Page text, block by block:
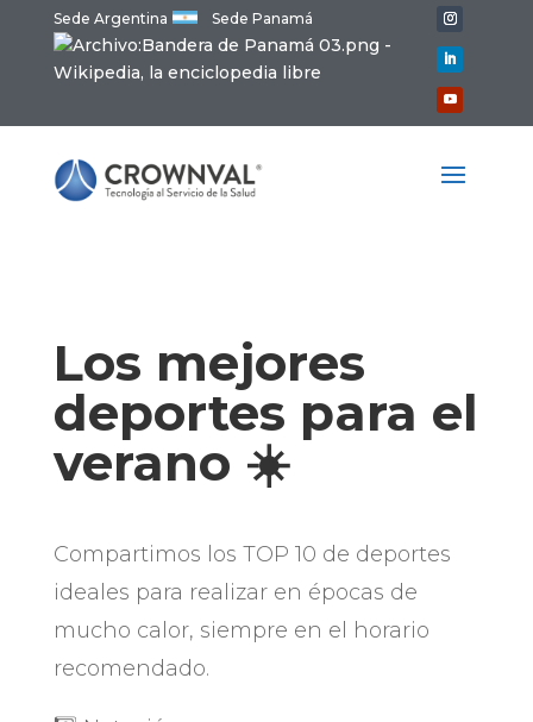
Sede Argentina Sede Panamá
Los mejores
deportes para el
verano ☀️
Compartimos los TOP 10 de deportes
ideales para realizar en épocas de
mucho calor, siempre en el horario
recomendado.